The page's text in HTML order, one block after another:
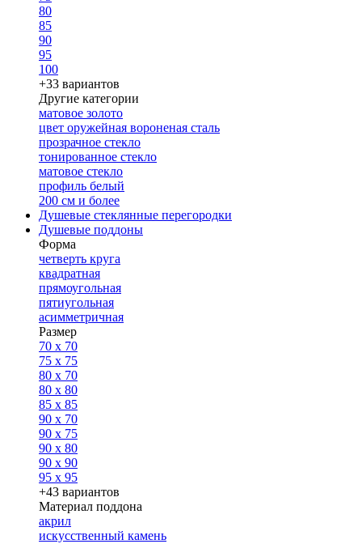
80
85
90
95
100
+33 вариантов
Другие категории
матовое золото
цвет оружейная вороненая сталь
прозрачное стекло
тонированное стекло
матовое стекло
профиль белый
200 см и более
Душевые стеклянные перегородки
Душевые поддоны
Форма
четверть круга
квадратная
прямоугольная
пятиугольная
асимметричная
Размер
70 x 70
75 x 75
80 x 70
80 x 80
85 x 85
90 x 70
90 x 75
90 x 80
90 x 90
95 x 95
+43 вариантов
Материал поддона
акрил
искусственный камень